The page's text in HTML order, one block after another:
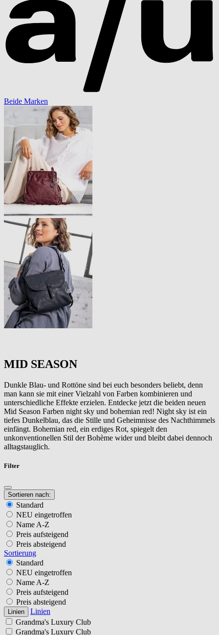
Beide Marken
MID SEASON
Dunkle Blau- und Rottöne sind bei euch besonders beliebt, denn
man kann sie mit einer Vielzahl von Farben kombinieren und
unterschiedliche Effekte erzielen. Entdecke jetzt die beiden neuen
Mid Season Farben night sky und bohemian red! Night sky ist ein
tiefes Dunkelblau, das die Stille und Geheimnisse des Nachthimmels
einfängt. Bohemian red, ein erdiges Rot, spiegelt den
unkonventionellen Stil der Bohème wider und bleibt dabei dennoch
alltagstauglich.
Filter
Sortieren nach:
Standard
NEU eingetroffen
Name A-Z
Preis aufsteigend
Preis absteigend
Sortierung
Standard
NEU eingetroffen
Name A-Z
Preis aufsteigend
Preis absteigend
Linien
Linien
Grandma's Luxury Club
Grandma's Luxury Club